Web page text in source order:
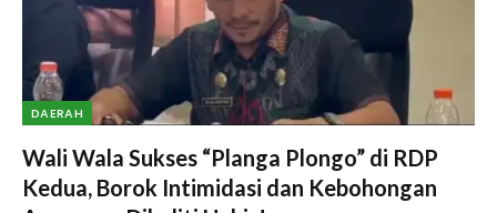
DAERAH
Wali Wala Sukses “Planga Plongo” di RDP
Kedua, Borok Intimidasi dan Kebohongan